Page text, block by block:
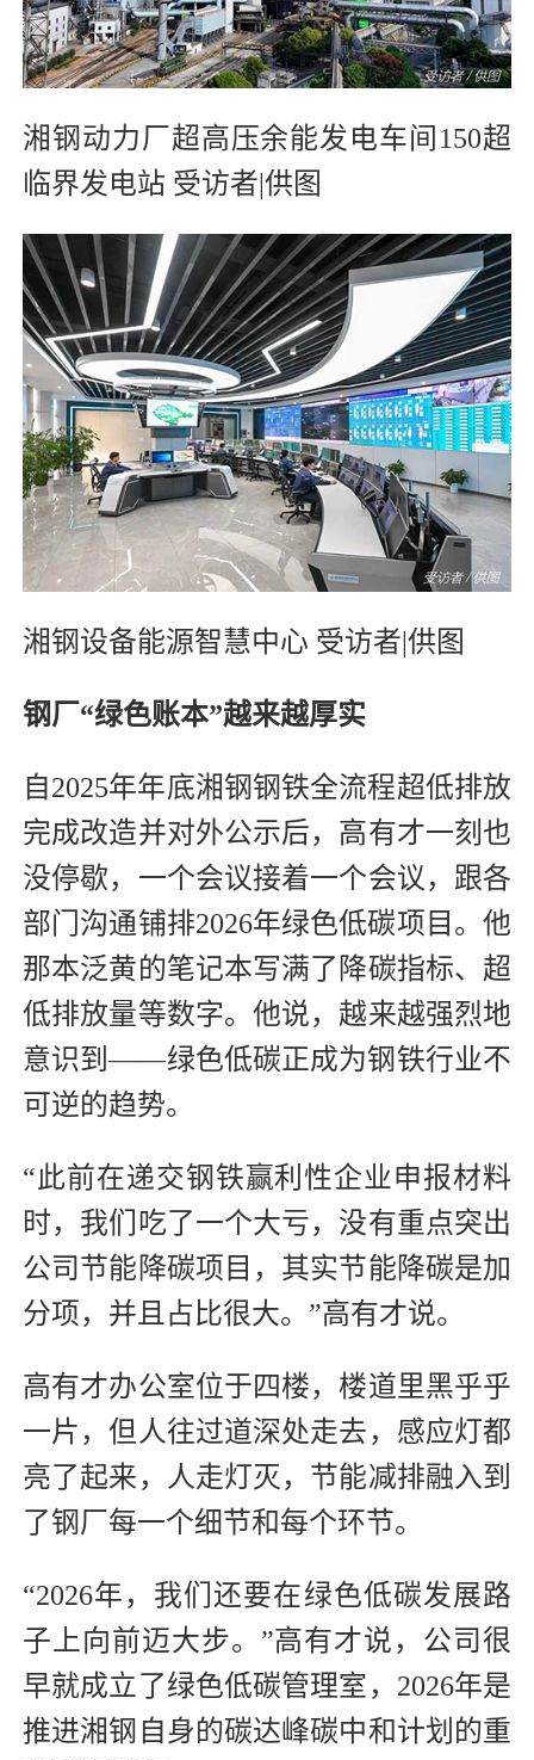
湘钢动力厂超高压余能发电车间150超
临界发电站 受访者|供图
湘钢设备能源智慧中心 受访者|供图
钢厂“绿色账本”越来越厚实
自2025年年底湘钢钢铁全流程超低排放
完成改造并对外公示后，高有才一刻也
没停歇，一个会议接着一个会议，跟各
部门沟通铺排2026年绿色低碳项目。他
那本泛黄的笔记本写满了降碳指标、超
低排放量等数字。他说，越来越强烈地
意识到——绿色低碳正成为钢铁行业不
可逆的趋势。
“此前在递交钢铁赢利性企业申报材料
时，我们吃了一个大亏，没有重点突出
公司节能降碳项目，其实节能降碳是加
分项，并且占比很大。”高有才说。
高有才办公室位于四楼，楼道里黑乎乎
一片，但人往过道深处走去，感应灯都
亮了起来，人走灯灭，节能减排融入到
了钢厂每一个细节和每个环节。
“2026年，我们还要在绿色低碳发展路
子上向前迈大步。”高有才说，公司很
早就成立了绿色低碳管理室，2026年是
推进湘钢自身的碳达峰碳中和计划的重